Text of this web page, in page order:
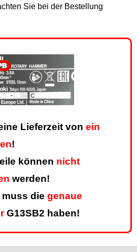
Sie bei der Bestellung
Lieferzeit von ein
!
können nicht
werden!
muss die genaue
G13SB2 haben!